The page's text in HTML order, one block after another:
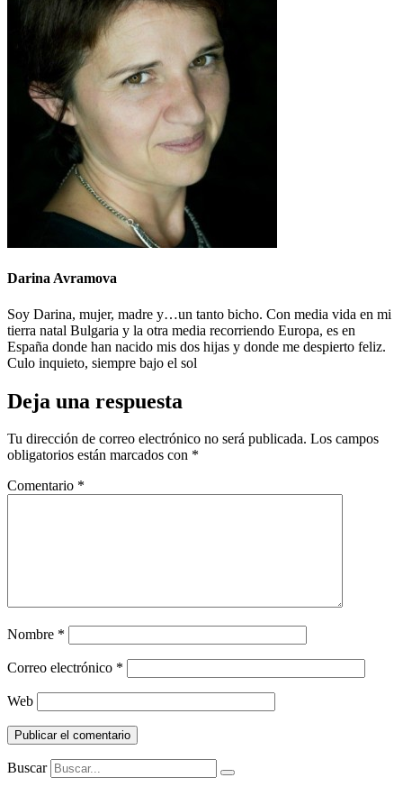
Darina Avramova
Soy Darina, mujer, madre y…un tanto bicho. Con media vida en mi
tierra natal Bulgaria y la otra media recorriendo Europa, es en
España donde han nacido mis dos hijas y donde me despierto feliz.
Culo inquieto, siempre bajo el sol
Deja una respuesta
Tu dirección de correo electrónico no será publicada. Los campos
obligatorios están marcados con *
Comentario *
Nombre *
Correo electrónico *
Web
Buscar